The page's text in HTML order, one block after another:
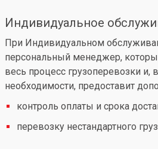
Индивидуальное
При Индивидуальном
персональный менеджер,
весь процесс грузоперевозки и,
необходимости, предоставит
контроль оплаты и срока
перевозку нестандартного